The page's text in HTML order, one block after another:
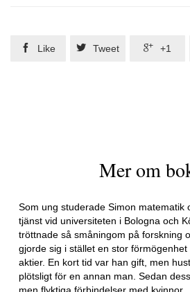
 Like  Tweet  +1
Mer om
Som ung studerade Simon matematik
tjänst vid universiteten i Bologna och
tröttnade så småningom på forskning
gjorde sig i stället en stor
aktier. En kort tid var han gift, men
plötsligt för en annan man. Sedan
men flyktiga förbindelser med kvinnor.